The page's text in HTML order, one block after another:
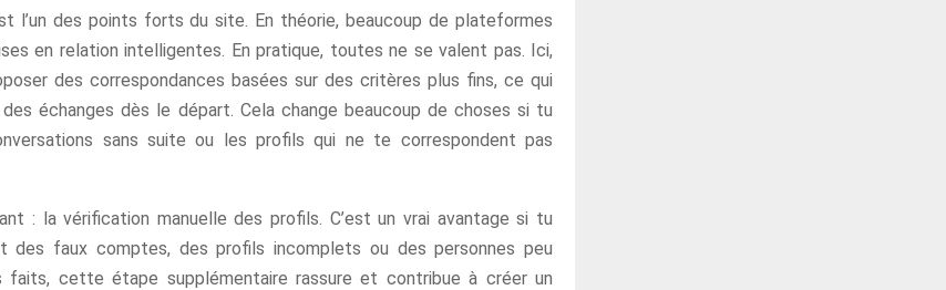
l’un des points forts du site. En théorie, beaucoup de plateformes
en relation intelligentes. En pratique, toutes ne se valent pas. Ici,
des correspondances basées sur des critères plus fins, ce qui
échanges dès le départ. Cela change beaucoup de choses si tu
sans suite ou les profils qui ne te correspondent pas
: la vérification manuelle des profils. C’est un vrai avantage si tu
des faux comptes, des profils incomplets ou des personnes peu
faits, cette étape supplémentaire rassure et contribue à créer un